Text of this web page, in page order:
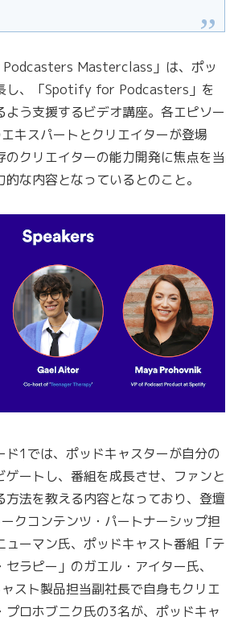
Masterclass」は、ポッ
し、「Spotify for Podcasters」を
よう支援するビデオ講座。各エピソー
キスパートとクリエイターが登場
のクリエイターの能力開発に焦点を当
な内容となっているとのこと。
ド1では、ポッドキャスターが自分の
ゲートし、番組を成長させ、ファンと
方法を教える内容となっており、登壇
クコンテンツ・パートナーシップ担
ューマン氏、ポッドキャスト番組「テ
ラピー」のガエル・アイター氏、
スト製品担当副社長で自身もクリエ
プロホブニク氏の3名が、ポッドキャ